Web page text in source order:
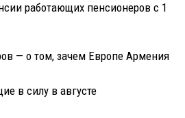
работающих пенсионеров с 1
— о том, зачем Европе Армения
в силу в августе